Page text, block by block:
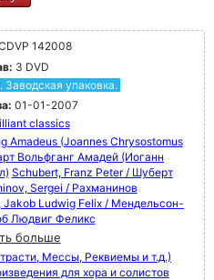
142008
3 DVD
Заводская упаковка.
01-01-2007
classics
Amadeus (Joannes Chrysostomus
Вольфганг Амадей (Иоганн
Schubert, Franz Peter / Шуберт
Sergei / Рахманинов
Jakob Ludwig Felix / Мендельсон-
Людвиг Феликс
больше
Мессы, Реквиемы и т.д.)
для хора и солистов